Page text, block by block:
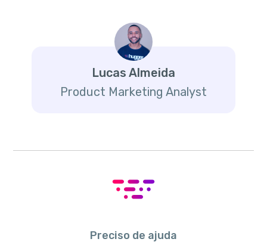
Lucas Almeida
Product Marketing Analyst
Preciso de ajuda